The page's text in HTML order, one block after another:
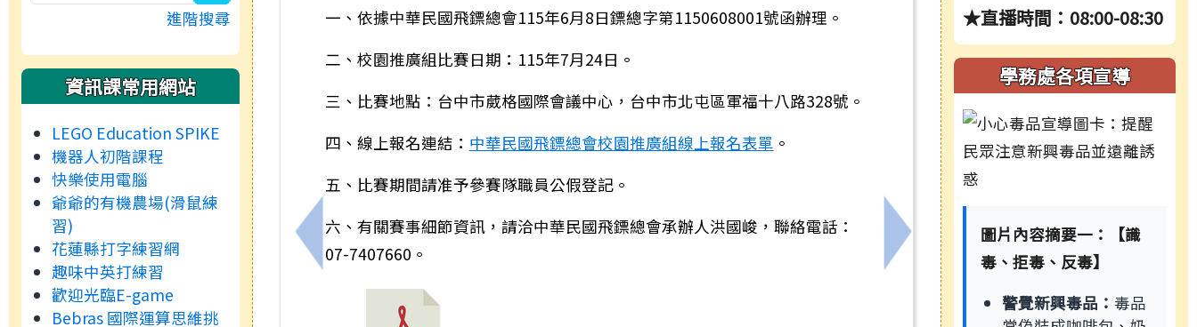
進階搜尋
資訊課常用網站
LEGO Education SPIKE
機器人初階課程
快樂使用電腦
爺爺的有機農場(滑鼠練
習)
花蓮縣打字練習網
趣味中英打練習
歡迎光臨E-game
Bebras 國際運算思維挑
上一筆：115年臺南市太子國中暑假籃球營，歡迎踴躍報名參加！
一、依據中華民國飛鏢總會115年6月8日鏢總字第1150608001號函辦理。
二、校園推廣組比賽日期：115年7月24日。
三、比賽地點：台中市葳格國際會議中心，台中市北屯區軍福十八路328號。
四、線上報名連結： 中華民國飛鏢總會校園推廣組線上報名表單 。
五、比賽期間請准予參賽隊職員公假登記。
六、有關賽事細節資訊，請洽中華民國飛鏢總會承辦人洪國峻，聯絡電話：
07-7407660。
下一筆：運動部重申各單位所屬人員赴陸
★直播時間：08:00-08:30
學務處各項宣導
圖片內容摘要一：【識
毒、拒毒、反毒】
警覺新興毒品： 毒品